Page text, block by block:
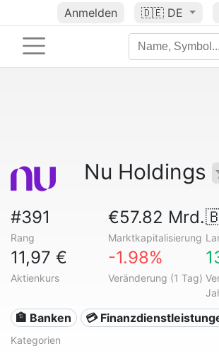
Anmelden 🇩🇪 DE
Nu Holdings
#391
Rang
€57.82 Mrd.
Marktkapitalisierung
11,97 €
Aktienkurs
-1.98%
Veränderung (1 Tag)
🏦 Banken 💳
Kategorien